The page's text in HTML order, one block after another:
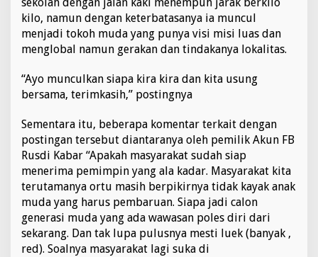
K
r
i
s
K
e
m
i
m
p
i
n
a
n
"
kilo, namun dengan keterbatasanya ia muncul
menjadi tokoh muda yang punya visi misi luas dan
menglobal namun gerakan dan tindakanya lokalitas.
“Ayo munculkan siapa kira kira dan kita usung
bersama, terimkasih,” postingnya
Sementara itu, beberapa komentar terkait dengan
postingan tersebut diantaranya oleh pemilik Akun FB
Rusdi Kabar “Apakah masyarakat sudah siap
menerima pemimpin yang ala kadar. Masyarakat kita
terutamanya ortu masih berpikirnya tidak kayak anak
muda yang harus pembaruan. Siapa jadi calon
generasi muda yang ada wawasan poles diri dari
sekarang. Dan tak lupa pulusnya mesti luek (banyak ,
red). Soalnya masyarakat lagi suka di